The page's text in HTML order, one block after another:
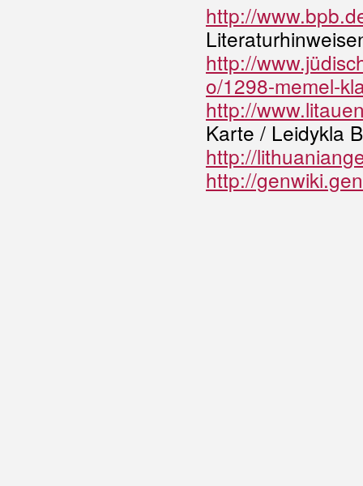
http://
http://
o/1298-memel-
http://
Karte / Leidykla
http://
http://